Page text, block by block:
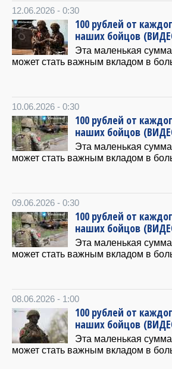
12.06.2026 - 0:30
100 рублей от
наших бойцов
Эта маленькая
может стать важным вкладом в
10.06.2026 - 0:30
100 рублей от
наших бойцов
Эта маленькая
может стать важным вкладом в
09.06.2026 - 0:30
100 рублей от
наших бойцов
Эта маленькая
может стать важным вкладом в
08.06.2026 - 1:00
100 рублей от
наших бойцов
Эта маленькая
может стать важным вкладом в